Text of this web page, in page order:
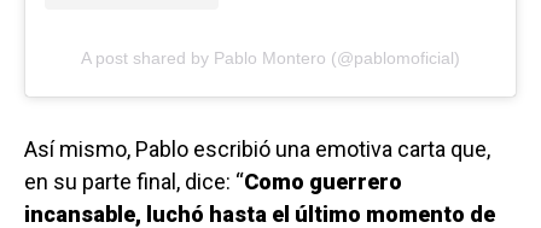
A post shared by Pablo Montero (@pablomoficial)
Así mismo, Pablo escribió una emotiva carta que,
en su parte final, dice: “Como guerrero
incansable, luchó hasta el último momento de